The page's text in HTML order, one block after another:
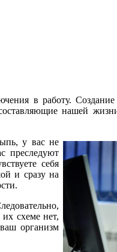
в работу.
нашей
у вас не
преследуют
себя
и сразу на
схеме нет,
организм